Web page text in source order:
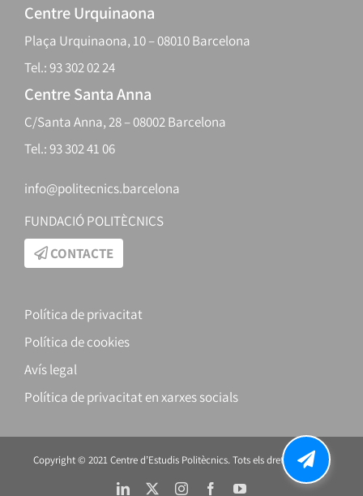
Centre Urquinaona
Plaça Urquinaona, 10 – 08010 Barcelona
Tel.: 93 302 02 24
Centre Santa Anna
C/Santa Anna, 28 – 08002 Barcelona
Tel.: 93 302 41 06
info@politecnics.barcelona
FUNDACIÓ POLITÈCNICS
CONTACTE
Política de privacitat
Política de cookies
Avís legal
Política de privacitat en xarxes socials
Copyright © 2021 Centre d’Estudis Politècnics. Tots els drets reservats.
LinkedIn InstagramFacebookYouTube